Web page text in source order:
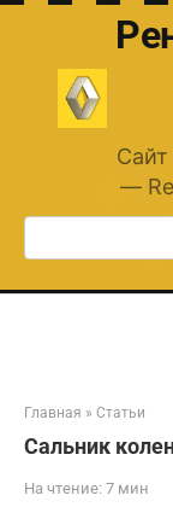
Перейти
—
Поиск:
Главная » Статьи
Сальник
На чтение: 7 мин